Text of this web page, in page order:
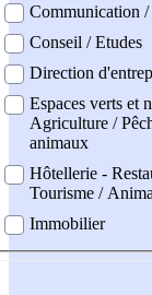
Communication
Conseil / Etudes
Direction
Espaces verts et
Agriculture /
animaux
Hôtellerie -
Tourisme /
Immobilier